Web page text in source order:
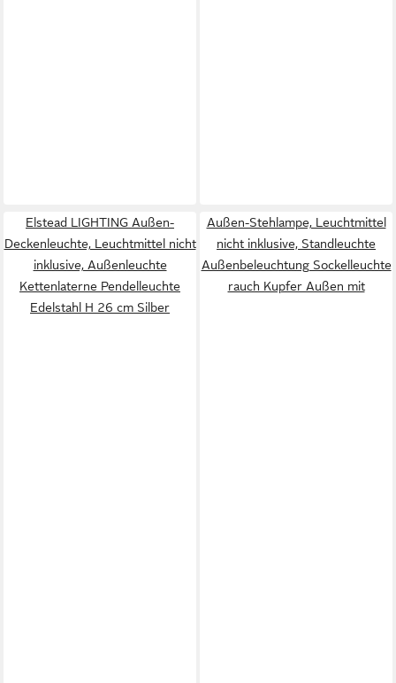
Elstead LIGHTING Außen-
Deckenleuchte, Leuchtmittel nicht
inklusive, Außenleuchte
Kettenlaterne Pendelleuchte
Edelstahl H 26 cm Silber
Außen-Stehlampe, Leuchtmittel
nicht inklusive, Standleuchte
Außenbeleuchtung Sockelleuchte
rauch Kupfer Außen mit